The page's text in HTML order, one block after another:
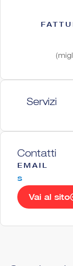
Servizi
Contatti
EMAIL
s
Vai al sito